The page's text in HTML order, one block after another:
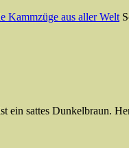
Kammzüge aus aller Welt
ein sattes Dunkelbraun.